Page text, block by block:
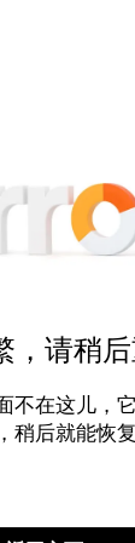
，请稍
不在这儿，
稍后就能恢